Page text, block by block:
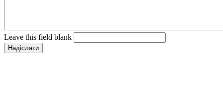
Leave this field blank